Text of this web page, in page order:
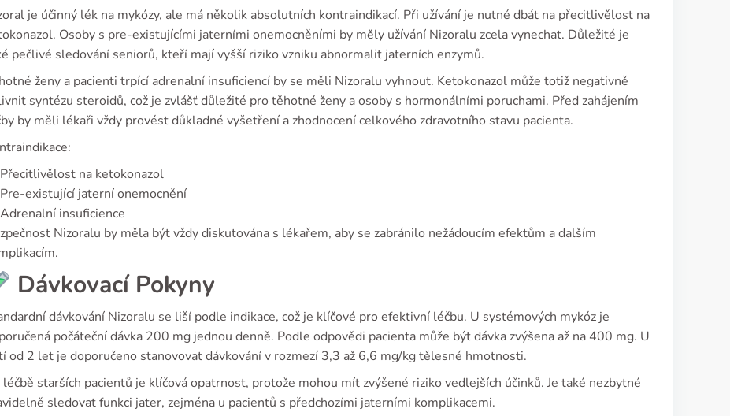
je účinný lék na mykózy, ale má několik absolutních kontraindikací. Při užívání je nutné dbát na přecitlivělost na
Osoby s pre-existujícími jaterními onemocněními by měly užívání Nizoralu zcela vynechat. Důležité je
pečlivé sledování seniorů, kteří mají vyšší riziko vzniku abnormalit jaterních enzymů.
ženy a pacienti trpící adrenalní insuficiencí by se měli Nizoralu vyhnout. Ketokonazol může totiž negativně
syntézu steroidů, což je zvlášť důležité pro těhotné ženy a osoby s hormonálními poruchami. Před zahájením
by měli lékaři vždy provést důkladné vyšetření a zhodnocení celkového zdravotního stavu pacienta.
Přecitlivělost na ketokonazol
Pre-existující jaterní onemocnění
Adrenalní insuficience
Nizoralu by měla být vždy diskutována s lékařem, aby se zabránilo nežádoucím efektům a dalším
Dávkovací Pokyny
dávkování Nizoralu se liší podle indikace, což je klíčové pro efektivní léčbu. U systémových mykóz je
počáteční dávka 200 mg jednou denně. Podle odpovědi pacienta může být dávka zvýšena až na 400 mg. U
od 2 let je doporučeno stanovovat dávkování v rozmezí 3,3 až 6,6 mg/kg tělesné hmotnosti.
léčbě starších pacientů je klíčová opatrnost, protože mohou mít zvýšené riziko vedlejších účinků. Je také nezbytné
sledovat funkci jater, zejména u pacientů s předchozími jaterními komplikacemi.